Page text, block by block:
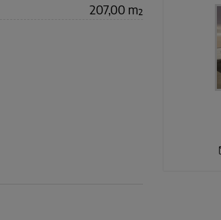
207,00 m²